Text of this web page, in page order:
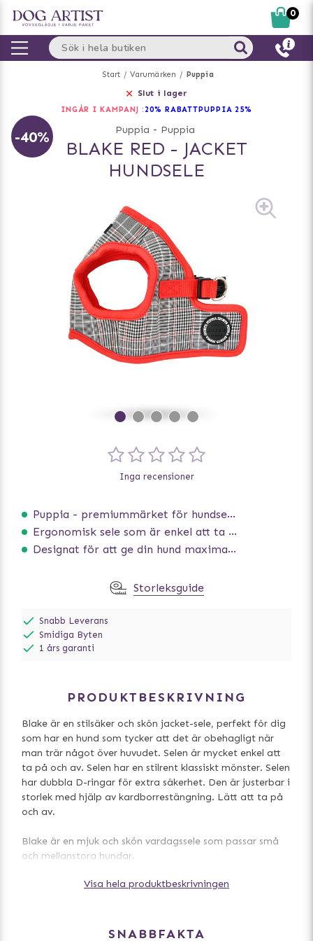
Start Varumärken Puppia
Slut i lager
INGÅR I KAMPANJ : 20% RABATTPUPPIA 25%
-40% Puppia - Puppia
BLAKE RED - JACKET
HUNDSELE
Puppia - premiummärket för hundselar
Ergonomisk sele som är enkel att ta på och av
Designat för att ge din hund maximal komfort
Inga recensioner
Storleksguide
Snabb Leverans
Smidiga Byten
1 års garanti
PRODUKTBESKRIVNING
Blake är en stilsäker och skön jacket-sele, perfekt för dig
som har en hund som tycker att det är obehagligt när
man trär något över huvudet. Selen är mycket enkel att
ta på och av. Selen har en stilrent klassiskt mönster. Selen
har dubbla D-ringar för extra säkerhet. Den är justerbar i
storlek med hjälp av kardborrestängning. Lätt att ta på
och av.
Blake är en mjuk och skön vardagssele som passar små
och mellanstora hundar.
det mått du får när du mäter runt bröstkorgen på
Visa hela produktbeskrivningen
SNABBFAKTA
0